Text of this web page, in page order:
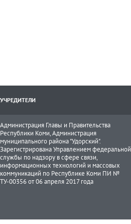
УЧРЕДИТЕЛИ
Администрация Главы и Правительства
Республики Коми, Администрация
муниципального района "Удорский".
Зарегистрирована Управлением федеральной
службы по надзору в сфере связи,
информационных технологий и массовых
коммуникаций по Республике Коми ПИ №
ТУ-00356 от 06 апреля 2017 года